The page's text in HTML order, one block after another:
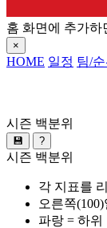
홈 화면에 추가하
×
HOME 일정 팀/순
시즌 백분위
💾 ?
시즌 백분위
각 지표를
오른쪽
파랑 = 하위